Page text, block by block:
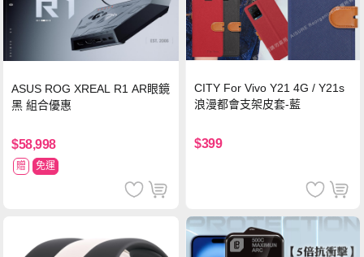
ASUS ROG XREAL R1 AR眼鏡
黑 組合優惠
$58,998
贈 免運
CITY For Vivo Y21 4G / Y21s
浪漫都會支架皮套-藍
$399